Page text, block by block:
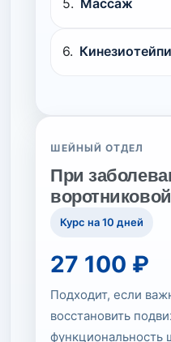
ШЕЙНЫЙ ОТДЕЛ
При
Курс на 10 дней
27 100 ₽
Подходит, если
восстановить
функциональность